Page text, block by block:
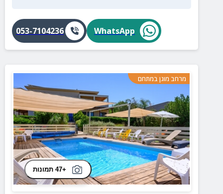
WhatsApp
053-7104236
מרחב מוגן במתחם
+47 תמונות